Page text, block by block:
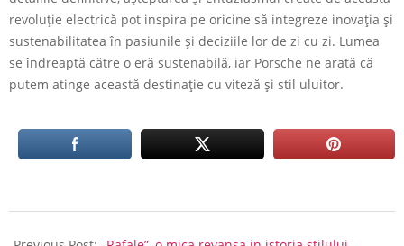
revoluție electrică pot inspira pe oricine să integreze inovația și
sustenabilitatea în pasiunile și deciziile lor de zi cu zi. Lumea
se îndreaptă către o eră sustenabilă, iar Porsche ne arată că
putem atinge această destinație cu viteză și stil uluitor.
02-